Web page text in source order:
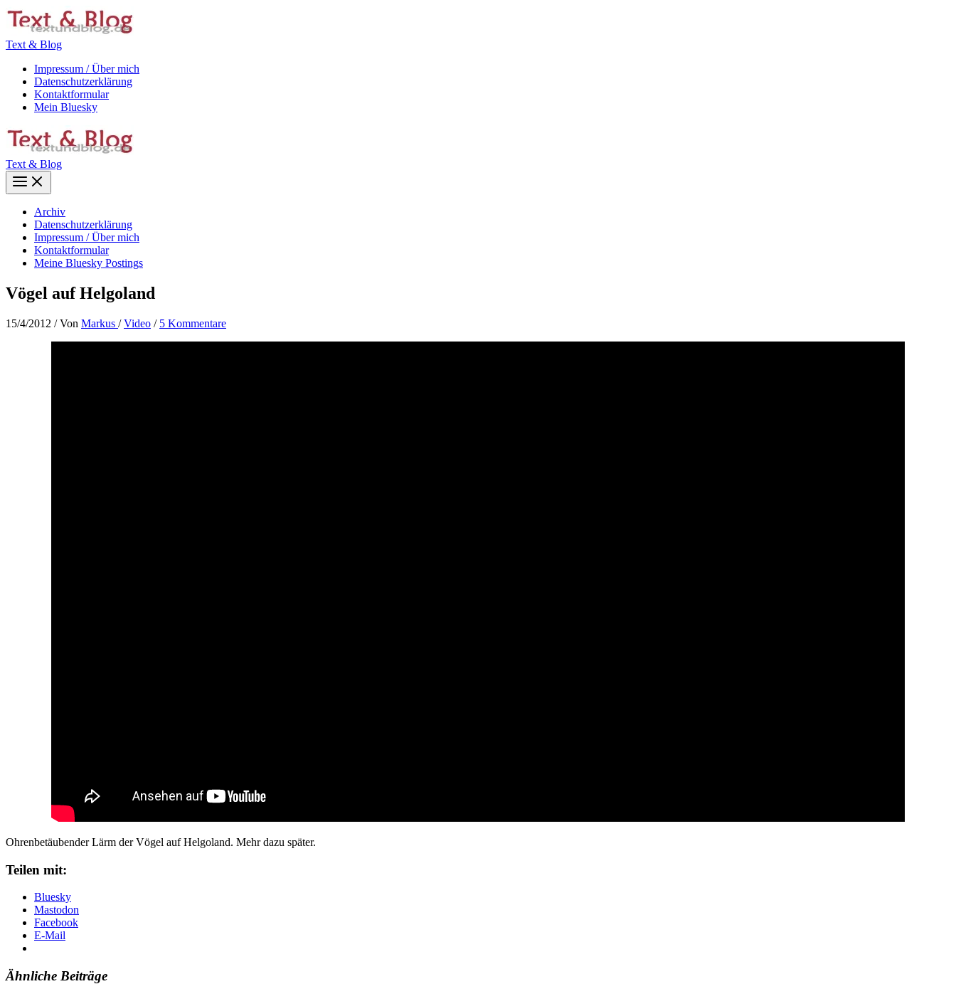
Zum
Inhalt
Text & Blog
Impressum / Über mich
Datenschutzerklärung
Kontaktformular
Mein Bluesky
Text & Blog
Main
Menu
Archiv
Datenschutzerklärung
Impressum / Über mich
Kontaktformular
Meine Bluesky Postings
Vögel auf Helgoland
15/4/2012 / Von Markus /Video / 5 Kommentare
Ohrenbetäubender Lärm der Vögel auf Helgoland. Mehr dazu später.
Teilen mit:
Bluesky
Mastodon
Facebook
E-Mail
Ähnliche Beiträge